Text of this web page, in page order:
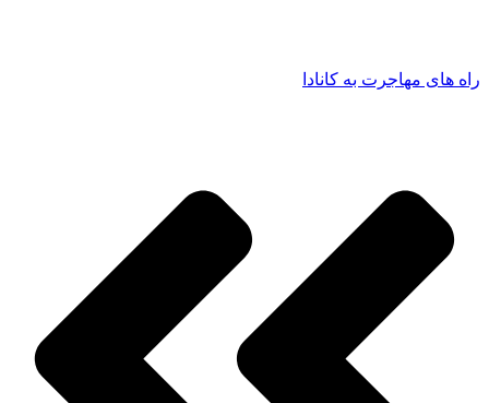
راه های مهاجرت به کانادا